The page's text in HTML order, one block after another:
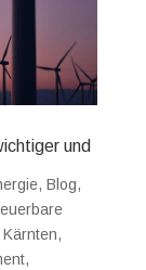
und
, Blog,
Kärnten,
,